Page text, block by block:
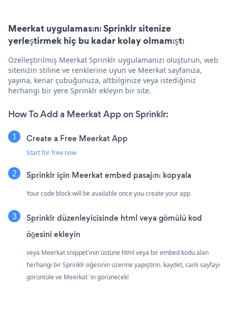
Meerkat uygulamasını Sprinklr sitenize
yerleştirmek hiç bu kadar kolay olmamıştı
Özelleştirilmiş Meerkat Sprinklr uygulamanızı oluşturun, web
sitenizin stiline ve renklerine uyun ve Meerkat sayfanıza,
yayına, kenar çubuğunuza, altbilginize veya istediğiniz
herhangi bir yere Sprinklr ekleyin bir site.
How To Add a Meerkat App on Sprinklr:
Create a Free Meerkat App
Start for free now
Sprinklr için Meerkat embed pasajını kopyala
Your code block will be available once you create your app
Sprinklr düzenleyicisinde html veya gömülü kod
öğesini ekleyin
veya Meerkat snippet'inin üstüne html veya bir embed kodu alan
herhangi bir Sprinklr öğesinin üzerine yapıştırın. kaydet, canlı sayfayı
görüntüle ve Meerkat 'in görünecek!